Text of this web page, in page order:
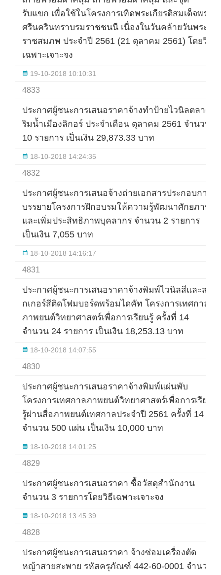
รับแขก เพื่อใช้ในโครงการเทิดพระเกียรติสมเด็จพระ
ศรีนครินทราบรมราชชนนี เนื่องในวันคล้ายวันพระ
ราชสมภพ ประจำปี 2561 (21 ตุลาคม 2561) โดยวิธี
เฉพาะเจาะจง
19-10-2018 10:10:31
4833
ประกาศผู้ชนะการเสนอราคาจ้างทำป้ายไวนิลตลาด
ริมน้ำเมืองลิกอร์ ประจำเดือน ตุลาคม 2561 จำนวน
10 รายการ เป็นเงิน 29,873.33 บาท
18-10-2018 14:24:35
4832
ประกาศผู้ชนะการเสนอจ้างถ่ายเอกสารประกอบการ
บรรยายโครงการฝึกอบรมให้ความรู้พัฒนาศักยภาพ
และเพิ่มประสิทธิภาพบุคลากร จำนวน 2 รายการ
เป็นเงิน 7,055 บาท
18-10-2018 14:16:17
4831
ประกาศผู้ชนะการเสนอราคาจ้างพิมพ์ไวนิลสีและสติ
กเกอร์สีติดโฟมบอร์ดพร้อมไดคัท โครงการเทศกาล
ภาพยนต์วิทยาศาสตร์เพื่อการเรียนรู้ ครั้งที่ 14
จำนวน 24 รายการ เป็นเงิน 18,253.13 บาท
18-10-2018 14:07:55
4830
ประกาศผู้ชนะการเสนอราคาจ้างพิมพ์แผ่นพับ
โครงการเทศกาลภาพยนต์วิทยาศาสตร์เพื่อการเรียน
รู้ผ่านสื่อภาพยนต์เทศกาลประจำปี 2561 ครั้งที่ 14
จำนวน 500 แผ่น เป็นเงิน 10,000 บาท
18-10-2018 14:01:25
4829
ประกาศผู้ชนะการเสนอราคา ซื้อวัสดุสำนักงาน
จำนวน 3 รายการโดยวิธีเฉพาะเจาะจง
18-10-2018 13:45:39
4828
ประกาศผู้ชนะการเสนอราคา จ้างซ่อมเครื่องตัด
หญ้าสายสะพาย รหัสครุภัณฑ์ 442-60-0001 จำนวน